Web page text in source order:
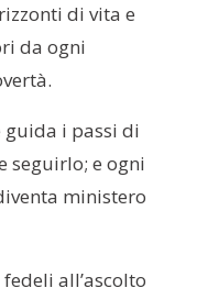
di vita e
da ogni
guida i passi di
seguirlo; e ogni
ministero
all’ascolto